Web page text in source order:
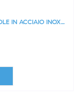
IN ACCIAIO INOX